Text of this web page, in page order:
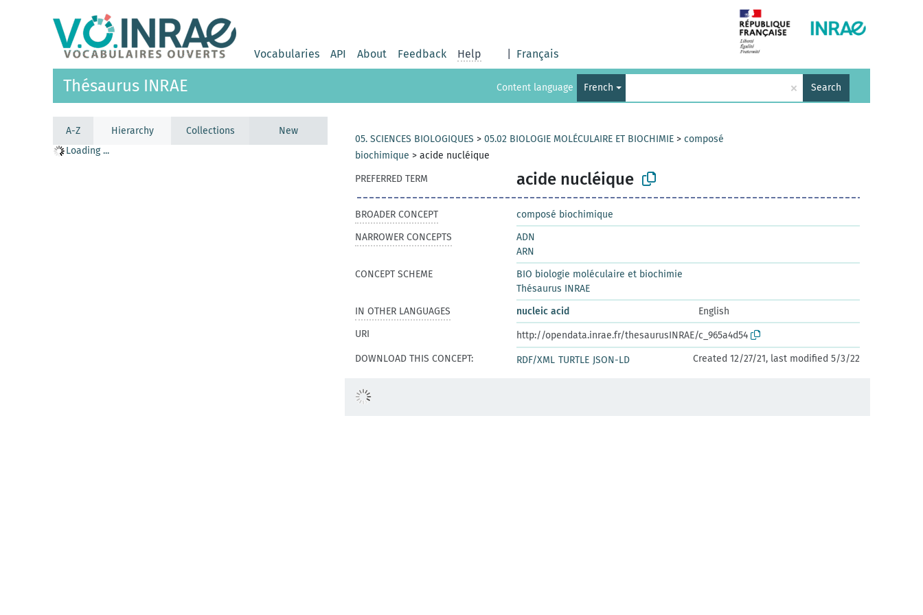
Vocabularies API About Feedback Help Français
Thésaurus INRAE Content language French × Search
A-Z Hierarchy Collections
New
Loading ...
05. SCIENCES BIOLOGIQUES > 05.02 BIOLOGIE MOLÉCULAIRE ET BIOCHIMIE > composé
biochimique > acide nucléique
PREFERRED TERM
acide nucléique
BROADER CONCEPT
composé biochimique
NARROWER CONCEPTS
ADN
ARN
CONCEPT SCHEME
BIO biologie moléculaire et biochimie
Thésaurus INRAE
IN OTHER LANGUAGES
nucleic acid
English
URI
http://opendata.inrae.fr/thesaurusINRAE/c_965a4d54
DOWNLOAD THIS CONCEPT:
RDF/XML TURTLE JSON-LD Created 12/27/21, last modified 5/3/22